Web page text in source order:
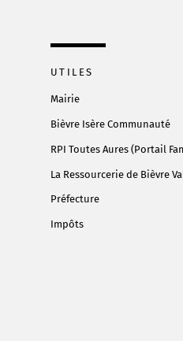
UTILES
Mairie
Bièvre Isère Communauté
RPI Toutes Aures (Portail
La Ressourcerie de Bièvre
Préfecture
Impôts